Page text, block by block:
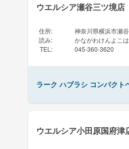
ウエルシア瀬谷三ツ境店
住所:
神奈川県横浜市瀬
読み:
かながわけんよこ
TEL : 045-360-3620
ラーク ハブラシ コンパクト
ウエルシア小田原国府津